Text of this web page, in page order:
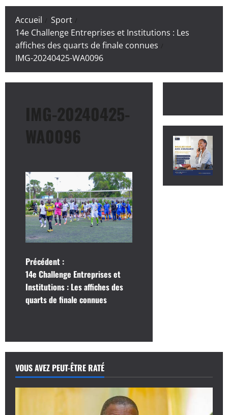
Accueil
Sport
14e Challenge Entreprises et Institutions : Les
affiches des quarts de finale connues
IMG-20240425-WA0096
IMG-20240425-
WA0096
N
a
v
g
a
t
Précédent :
14e Challenge Entreprises et
Institutions : Les affiches des
quarts de finale connues
VOUS AVEZ PEUT-ÊTRE RATÉ